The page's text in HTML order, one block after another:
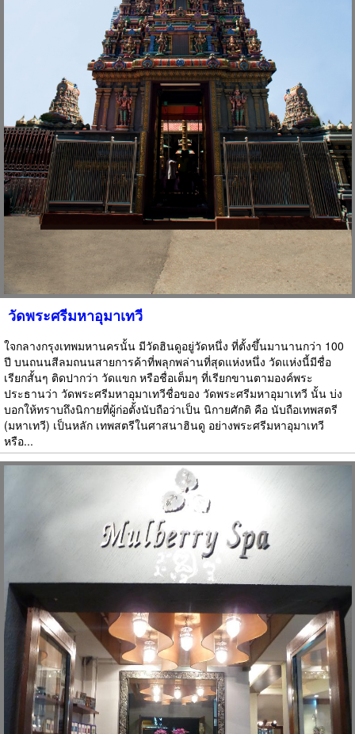
วัดพระศรีมหาอุมาเทวี
ใจกลางกรุงเทพมหานครนั้น มีวัดฮินดูอยู่วัดหนึ่ง ที่ตั้งขึ้นมานานกว่า 100
ปี บนถนนสีลมถนนสายการค้าที่พลุกพล่านที่สุดแห่งหนึ่ง วัดแห่งนี้มีชื่อ
เรียกสั้นๆ ติดปากว่า วัดแขก หรือชื่อเต็มๆ ที่เรียกขานตามองค์พระ
ประธานว่า วัดพระศรีมหาอุมาเทวีชื่อของ วัดพระศรีมหาอุมาเทวี นั้น บ่ง
บอกให้ทราบถึงนิกายที่ผู้ก่อตั้งนับถือว่าเป็น นิกายศักติ คือ นับถือเทพสตรี
(มหาเทวี) เป็นหลัก เทพสตรีในศาสนาฮินดู อย่างพระศรีมหาอุมาเทวี
หรือ...